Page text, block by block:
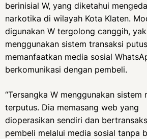
berinisial W, yang diketahui
narkotika di wilayah Kota Klaten.
digunakan W tergolong canggih,
menggunakan sistem transaksi
memanfaatkan media sosial
berkomunikasi dengan pembeli.
“Tersangka W menggunakan sistem
terputus. Dia memasang web yang
dioperasikan sendiri dan
pembeli melalui media sosial tanpa